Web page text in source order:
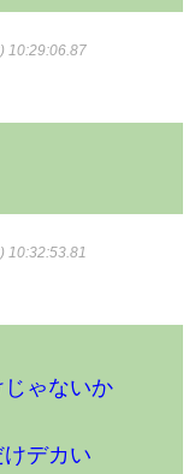
10:29:06.87
10:32:53.81
ゃないか
デカい